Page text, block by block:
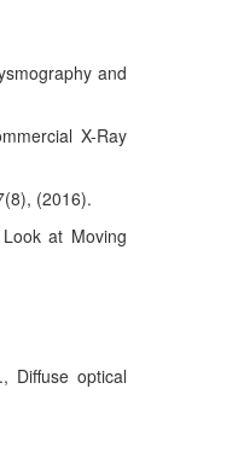
and
X-Ray
(2016).
at Moving
Diffuse optical